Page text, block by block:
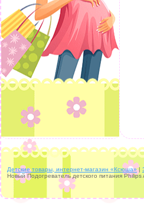
Детские товары, интернет-магазин «Ксюша»|
Новый Подогреватель детского питания